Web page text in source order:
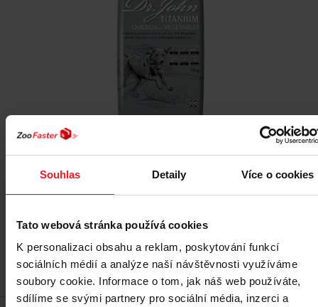
Souhlas Detaily Více o cookies
Tato webová stránka používá cookies
K personalizaci obsahu a reklam, poskytování funkcí
sociálních médií a analýze naší návštěvnosti využíváme
soubory cookie. Informace o tom, jak náš web používáte,
sdílíme se svými partnery pro sociální média, inzerci a
DR JOHN Titanium Chicken - suché krmivo pro psy
- 15kg
985 Kč
Přidat do košíku